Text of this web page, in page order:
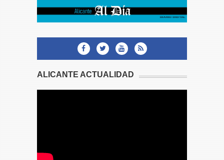
ALICANTE ACTUALIDAD